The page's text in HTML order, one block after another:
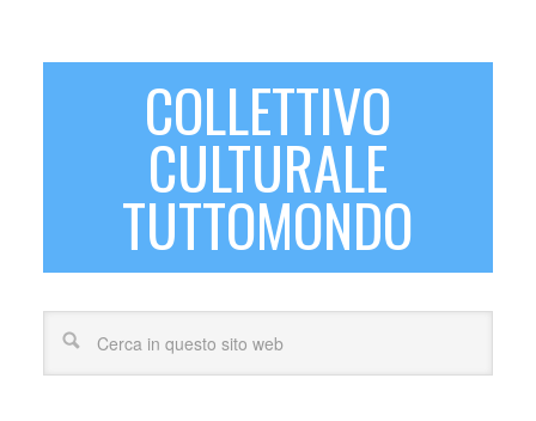
COLLETTIVO
CULTURALE
TUTTOMONDO